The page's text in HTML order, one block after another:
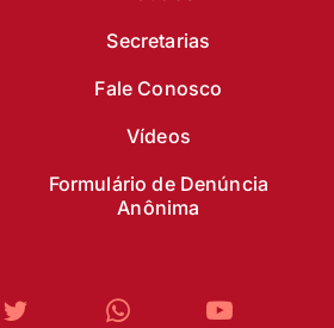
Secretarias
Fale Conosco
Vídeos
Formulário de Denúncia
Anônima